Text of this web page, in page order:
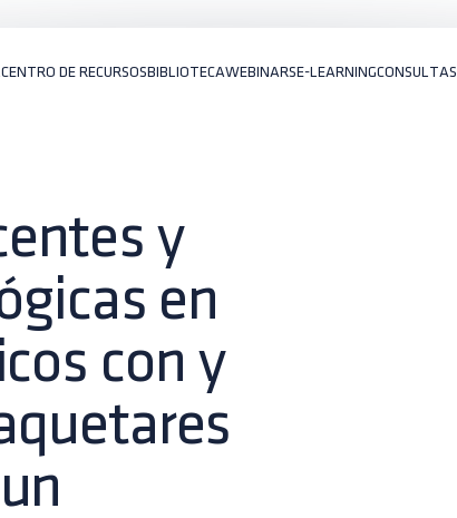
CENTRO DE RECURSOSBIBLIOTECAWEBINARSE-LEARNINGCONSULTAS
y
en
con y